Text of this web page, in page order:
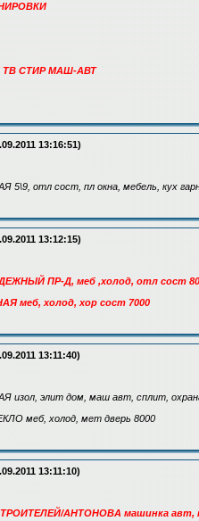
ТВ СТИР МАШ-АВТ
13:16:51)
5\9, отл сост, пл окна, мебель, кух
13:12:15)
ПР-Д, меб ,холод, отл сост
меб, холод, хор сост 7000
13:11:40)
изол, элит дом, маш авт, сплит,
меб, холод, мет дверь 8000
13:11:10)
АНТОНОВА машинка авт,